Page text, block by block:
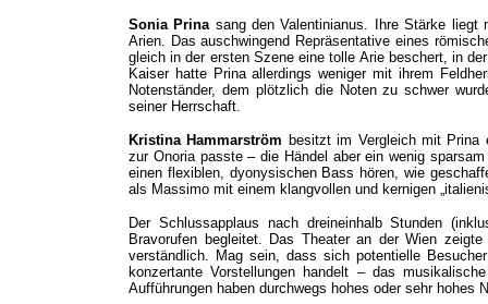
Sonia Prinasang den Valentinianus. Ihre Stärke liegt
Arien. Das auschwingend Repräsentative eines
gleich in der ersten Szene eine tolle Arie beschert, in
Kaiser hatte Prina allerdings weniger mit ihrem
Notenständer, dem plötzlich die Noten zu schwer
seiner Herrschaft.
Kristina Hammarström besitzt im Vergleich mit Prina
zur Onoria passte – die Händel aber ein wenig
einen flexiblen, dyonysischen Bass hören, wie
als Massimo mit einem klangvollen und kernigen
Der Schlussapplaus nach dreineinhalb Stunden
Bravorufen begleitet. Das Theater an der Wien
verständlich. Mag sein, dass sich potentielle
konzertante Vorstellungen handelt – das
Aufführungen haben durchwegs hohes oder sehr hohes